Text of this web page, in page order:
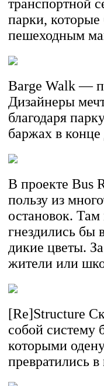
транспортной
парки,
пешеходным
Barge Walk —
Дизайнеры
благодаря
баржах в
В проекте Bus
пользу из
остановок.
гнездились бы
дикие цветы.
жители или
[Re]Structure
собой систему
которыми
превратились